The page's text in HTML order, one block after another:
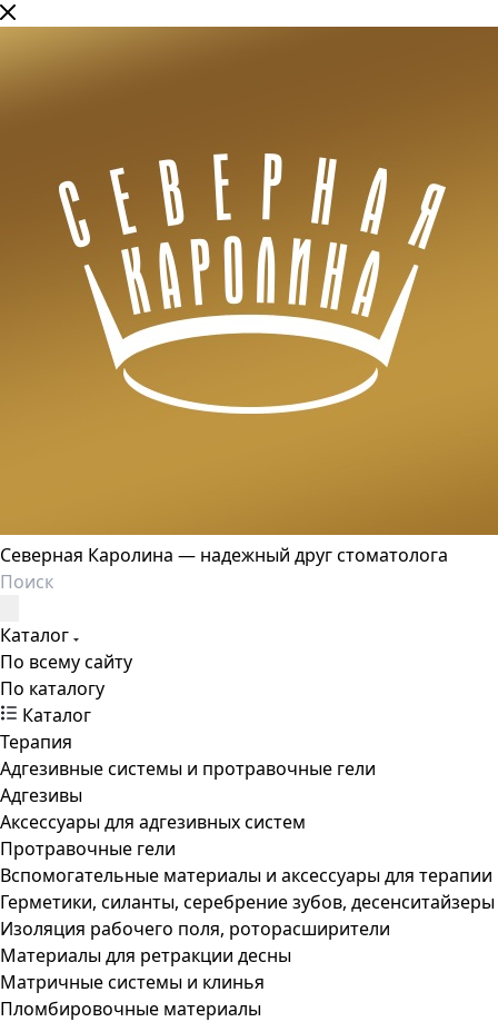
Северная Каролина — надежный друг стоматолога
Каталог
По всему сайту
По каталогу
Каталог
Терапия
Адгезивные системы и протравочные гели
Адгезивы
Аксессуары для адгезивных систем
Протравочные гели
Вспомогательные материалы и аксессуары для терапии
Герметики, силанты, серебрение зубов, десенситайзеры
Изоляция рабочего поля, роторасширители
Материалы для ретракции десны
Матричные системы и клинья
Пломбировочные материалы